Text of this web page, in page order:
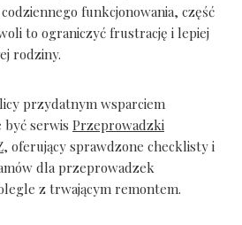
funkcjonowania, część
to ograniczyć frustrację i lepiej
rodziny.
przydatnym wsparciem
być serwis Przeprowadzki
, oferujący sprawdzone checklisty i
dla przeprowadzek
z trwającym remontem.